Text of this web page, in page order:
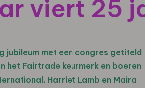
viert 25
jubileum met een congres getiteld
het Fairtrade keurmerk en boeren
Harriet Lamb en Maira